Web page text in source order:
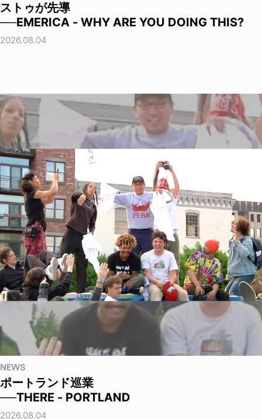
ストゥが先導
──EMERICA - WHY ARE YOU DOING THIS?
2026.08.04
NEWS
ポートランド巡業
──THERE - PORTLAND
2026.08.04